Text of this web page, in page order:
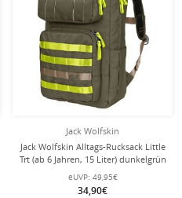
Jack Wolfskin
Jack Wolfskin Alltags-Rucksack Little
Trt (ab 6 Jahren, 15 Liter) dunkelgrün
eUVP: 49,95€
34,90€